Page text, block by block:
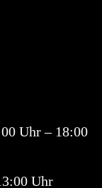
Uhr – 18:00
Uhr